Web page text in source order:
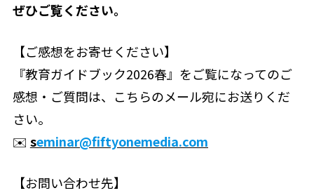
ぜひご覧ください。
【ご感想をお寄せください】
『教育ガイドブック2026春』をご覧になってのご
感想・ご質問は、こちらのメール宛にお送りくだ
さい。
✉️ seminar@fiftyonemedia.com
【お問い合わせ先】